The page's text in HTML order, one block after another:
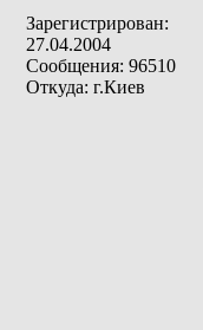
Зарегистрирован:
27.04.2004
Сообщения: 96510
Откуда: г.Киев